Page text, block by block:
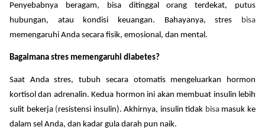
Penyebabnya beragam, bisa ditinggal orang terdekat, putus
hubungan, atau kondisi keuangan.
Bahayanya, stres
bisa
memengaruhi Anda secara fisik, emosional, dan mental.
Bagaimana stres memengaruhi diabetes?
Saat Anda stres, tubuh secara otomatis mengeluarkan hormon
kortisol dan adrenalin. Kedua hormon ini akan membuat insulin lebih
sulit bekerja(resistensi insulin). Akhirnya, insulin tidak bisa masuk ke
dalam sel Anda, dan kadar gula darah pun naik.